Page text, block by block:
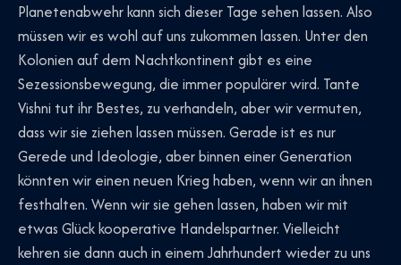
Planetenabwehr kann sich dieser Tage sehen lassen. Also
müssen wir es wohl auf uns zukommen lassen. Unter den
Kolonien auf dem Nachtkontinent gibt es eine
Sezessionsbewegung, die immer populärer wird. Tante
Vishni tut ihr Bestes, zu verhandeln, aber wir vermuten,
dass wir sie ziehen lassen müssen. Gerade ist es nur
Gerede und Ideologie, aber binnen einer Generation
könnten wir einen neuen Krieg haben, wenn wir an ihnen
festhalten. Wenn wir sie gehen lassen, haben wir mit
etwas Glück kooperative Handelspartner. Vielleicht
kehren sie dann auch in einem Jahrhundert wieder zu uns